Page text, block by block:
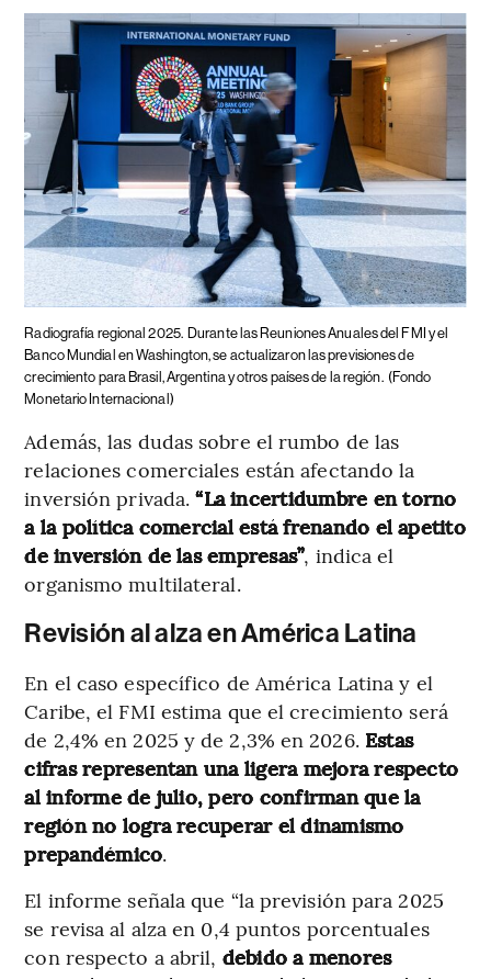
Radiografía regional 2025. Durante las Reuniones Anuales del FMI y el
Banco Mundial en Washington, se actualizaron las previsiones de
crecimiento para Brasil, Argentina y otros países de la región. (Fondo
Monetario Internacional)
Además, las dudas sobre el rumbo de las
relaciones comerciales están afectando la
inversión privada.“La incertidumbre en torno
a la política comercial está frenando el apetito
de inversión de las empresas”, indica el
organismo multilateral.
Revisión al alza en América Latina
En el caso específico de América Latina y el
Caribe, el FMI estima que el crecimiento será
de 2,4% en 2025 y de 2,3% en 2026. Estas
cifras representan una ligera mejora respecto
al informe de julio, pero confirman que la
región no logra recuperar el dinamismo
prepandémico.
El informe señala que “la previsión para 2025
se revisa al alza en 0,4 puntos porcentuales
con respecto a abril, debido a menores